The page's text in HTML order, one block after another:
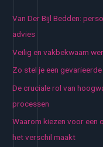
Van Der Bijl Bedden:
advies
Veilig en vakbekwaam
Zo stel je een
De cruciale rol van
processen
Waarom kiezen voor een
het verschil maakt